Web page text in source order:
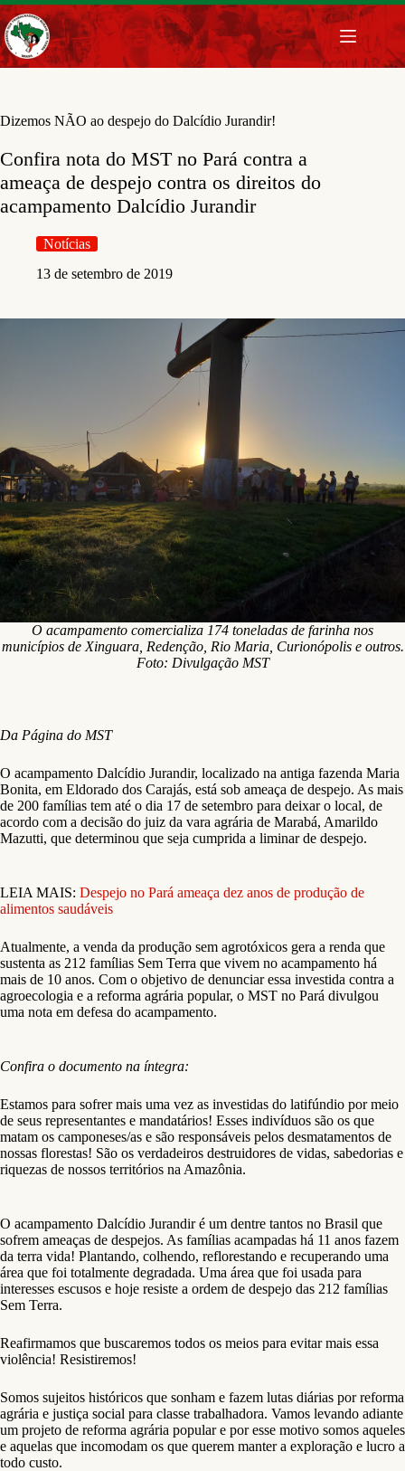
Pular
para
o
conteúdo
Dizemos NÃO ao despejo do Dalcídio Jurandir!
Confira nota do MST no Pará contra a
ameaça de despejo contra os direitos do
acampamento Dalcídio Jurandir
Notícias
13 de setembro de 2019
O acampamento comercializa 174 toneladas de farinha nos
municípios de Xinguara, Redenção, Rio Maria, Curionópolis e outros.
Foto: Divulgação MST
Da Página do MST
O acampamento Dalcídio Jurandir, localizado na antiga fazenda Maria
Bonita, em Eldorado dos Carajás, está sob ameaça de despejo. As mais
de 200 famílias tem até o dia 17 de setembro para deixar o local, de
acordo com a decisão do juiz da vara agrária de Marabá, Amarildo
Mazutti, que determinou que seja cumprida a liminar de despejo.
LEIA MAIS: Despejo no Pará ameaça dez anos de produção de
alimentos saudáveis
Atualmente, a venda da produção sem agrotóxicos gera a renda que
sustenta as 212 famílias Sem Terra que vivem no acampamento há
mais de 10 anos. Com o objetivo de denunciar essa investida contra a
agroecologia e a reforma agrária popular, o MST no Pará divulgou
uma nota em defesa do acampamento.
Confira o documento na íntegra:
Estamos para sofrer mais uma vez as investidas do latifúndio por meio
de seus representantes e mandatários! Esses indivíduos são os que
matam os camponeses/as e são responsáveis pelos desmatamentos de
nossas florestas! São os verdadeiros destruidores de vidas, sabedorias e
riquezas de nossos territórios na Amazônia.
O acampamento Dalcídio Jurandir é um dentre tantos no Brasil que
sofrem ameaças de despejos. As famílias acampadas há 11 anos fazem
da terra vida! Plantando, colhendo, reflorestando e recuperando uma
área que foi totalmente degradada. Uma área que foi usada para
interesses escusos e hoje resiste a ordem de despejo das 212 famílias
Sem Terra.
Reafirmamos que buscaremos todos os meios para evitar mais essa
violência! Resistiremos!
Somos sujeitos históricos que sonham e fazem lutas diárias por reforma
agrária e justiça social para classe trabalhadora. Vamos levando adiante
um projeto de reforma agrária popular e por esse motivo somos aqueles
e aquelas que incomodam os que querem manter a exploração e lucro a
todo custo.